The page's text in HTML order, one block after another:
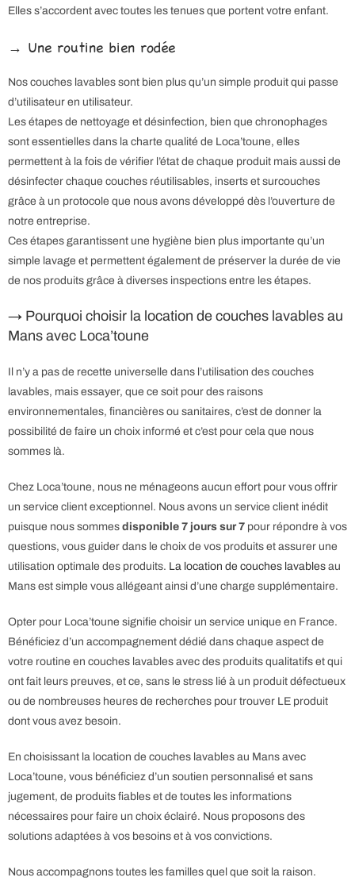
Elles s’accordent avec toutes les tenues que portent votre enfant.
→ Une routine bien rodée
Nos couches lavables sont bien plus qu’un simple produit qui passe
d’utilisateur en utilisateur.
Les étapes de nettoyage et désinfection, bien que chronophages
sont essentielles dans la charte qualité de Loca’toune, elles
permettent à la fois de vérifier l’état de chaque produit mais aussi de
désinfecter chaque couches réutilisables, inserts et surcouches
grâce à un protocole que nous avons développé dès l’ouverture de
notre entreprise.
Ces étapes garantissent une hygiène bien plus importante qu’un
simple lavage et permettent également de préserver la durée de vie
de nos produits grâce à diverses inspections entre les étapes.
→ Pourquoi choisir la location de couches lavables au
Mans avec Loca’toune
Il n’y a pas de recette universelle dans l’utilisation des couches
lavables, mais essayer, que ce soit pour des raisons
environnementales, financières ou sanitaires, c’est de donner la
possibilité de faire un choix informé et c’est pour cela que nous
sommes là.
Chez Loca’toune, nous ne ménageons aucun effort pour vous offrir
un service client exceptionnel. Nous avons un service client inédit
puisque nous sommes disponible 7 jours sur 7 pour répondre à vos
questions, vous guider dans le choix de vos produits et assurer une
utilisation optimale des produits. La location de couches lavables au
Mans est simple vous allégeant ainsi d’une charge supplémentaire.
Opter pour Loca’toune signifie choisir un service unique en France.
Bénéficiez d’un accompagnement dédié dans chaque aspect de
votre routine en couches lavables avec des produits qualitatifs et qui
ont fait leurs preuves, et ce, sans le stress lié à un produit défectueux
ou de nombreuses heures de recherches pour trouver LE produit
dont vous avez besoin.
En choisissant la location de couches lavables au Mans avec
Loca’toune, vous bénéficiez d’un soutien personnalisé et sans
jugement, de produits fiables et de toutes les informations
nécessaires pour faire un choix éclairé. Nous proposons des
solutions adaptées à vos besoins et à vos convictions.
Nous accompagnons toutes les familles quel que soit la raison.